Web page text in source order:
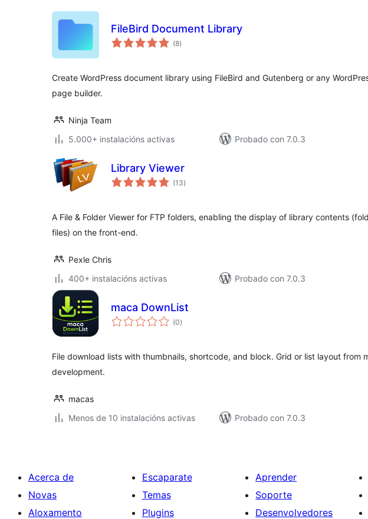
FileBird Document Library
(8valoracións
totais
)
Create WordPress document library using FileBird and Gutenberg or any
page builder.
Ninja Team
5.000+ instalacións activas
Probado con 7.0.3
Library Viewer
(13valoracións
totais
)
A File & Folder Viewer for FTP folders, enabling the display of library contents
files) on the front-end.
Pexle Chris
400+ instalacións activas
Probado con 7.0.3
maca DownList
(0valoracións
totais
)
File download lists with thumbnails, shortcode, and block. Grid or list layout from
development.
macas
Menos de 10 instalacións activas
Probado con 7.0.3
Acerca de
Novas
Aloxamento
Escaparate
Temas
Plugins
Aprender
Soporte
Desenvolvedores